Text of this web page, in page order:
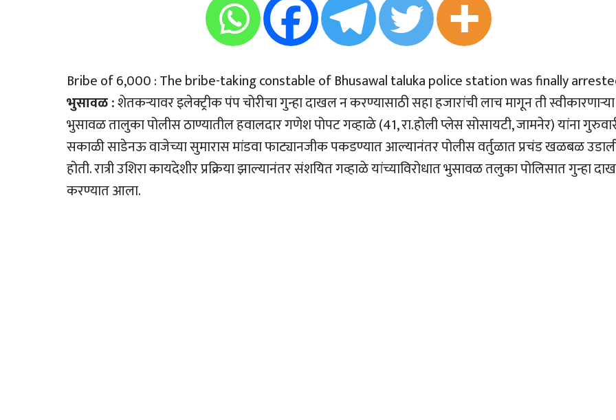
Bribe of 6,000 : The bribe-taking constable of Bhusawal taluka police station was finally
भुसावळ :शेतकर्‍यावर इलेक्ट्रीक पंप चोरीचा गुन्हा दाखल न करण्यासाठी सहा हजारांची लाच मागून ती स्वीकारणार्‍या
भुसावळ तालुका पोलीस ठाण्यातील हवालदार गणेश पोपट गव्हाळे (41, रा.होली प्लेस सोसायटी, जामनेर) यांना
सकाळी साडेनऊ वाजेच्या सुमारास मांडवा फाट्यानजीक पकडण्यात आल्यानंतर पोलीस वर्तुळात प्रचंड खळबळ
होती. रात्री उशिरा कायदेशीर प्रक्रिया झाल्यानंतर संशयित गव्हाळे यांच्याविरोधात भुसावळ तलुका पोलिसात गुन्हा
करण्यात आला.